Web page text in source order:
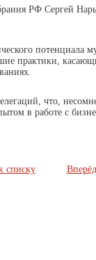
РФ Сергей
потенциала
практики,
что,
в работе с
списку Вперёд